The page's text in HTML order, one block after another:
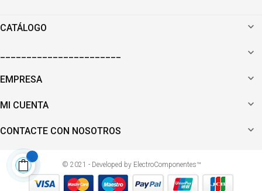
CATÁLOGO 

EMPRESA 
MI CUENTA 
CONTACTE CON NOSOTROS 
© 2021 - Developed by ElectroComponentes™